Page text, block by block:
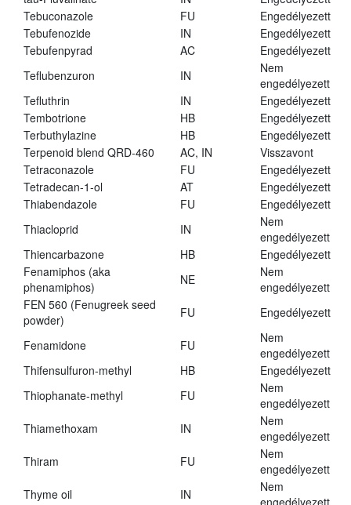
Tebuconazole
FU
Engedélyezett
Tebufenozide
IN
Engedélyezett
Tebufenpyrad
AC
Engedélyezett
Teflubenzuron
IN
Nem
engedélyezett
Tefluthrin
IN
Engedélyezett
Tembotrione
HB
Engedélyezett
Terbuthylazine
HB
Engedélyezett
Terpenoid blend QRD-460
AC, IN
Visszavont
Tetraconazole
FU
Engedélyezett
Tetradecan-1-ol
AT
Engedélyezett
Thiabendazole
FU
Engedélyezett
Thiacloprid
IN
Nem
engedélyezett
Thiencarbazone
HB
Engedélyezett
Fenamiphos (aka
phenamiphos)
NE
Nem
engedélyezett
FEN 560 (Fenugreek seed
powder)
FU Engedélyezett
Fenamidone FU
Nem
engedélyezett
Thifensulfuron-methyl
HB
Engedélyezett
Thiophanate-methyl
FU
Nem
engedélyezett
Thiamethoxam
IN
Nem
engedélyezett
Thiram
FU
Nem
engedélyezett
Thyme oil
IN
Nem